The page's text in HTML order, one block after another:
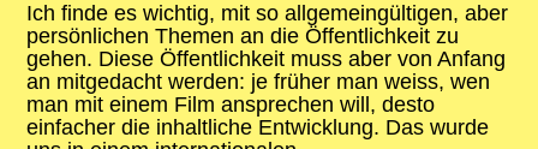
Ich finde es wichtig, mit so allgemeingültigen, aber
persönlichen Themen an die Öffentlichkeit zu
gehen. Diese Öffentlichkeit muss aber von Anfang
an mitgedacht werden: je früher man weiss, wen
man mit einem Film ansprechen will, desto
einfacher die inhaltliche Entwicklung. Das wurde